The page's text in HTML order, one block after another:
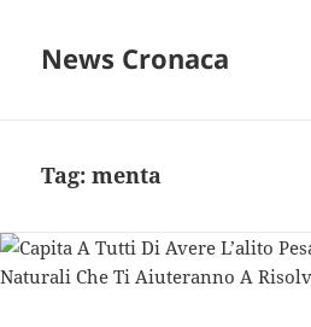
News Cronaca
Tag:menta